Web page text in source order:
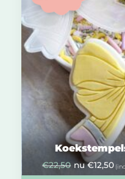
€22,50 nu €12,50